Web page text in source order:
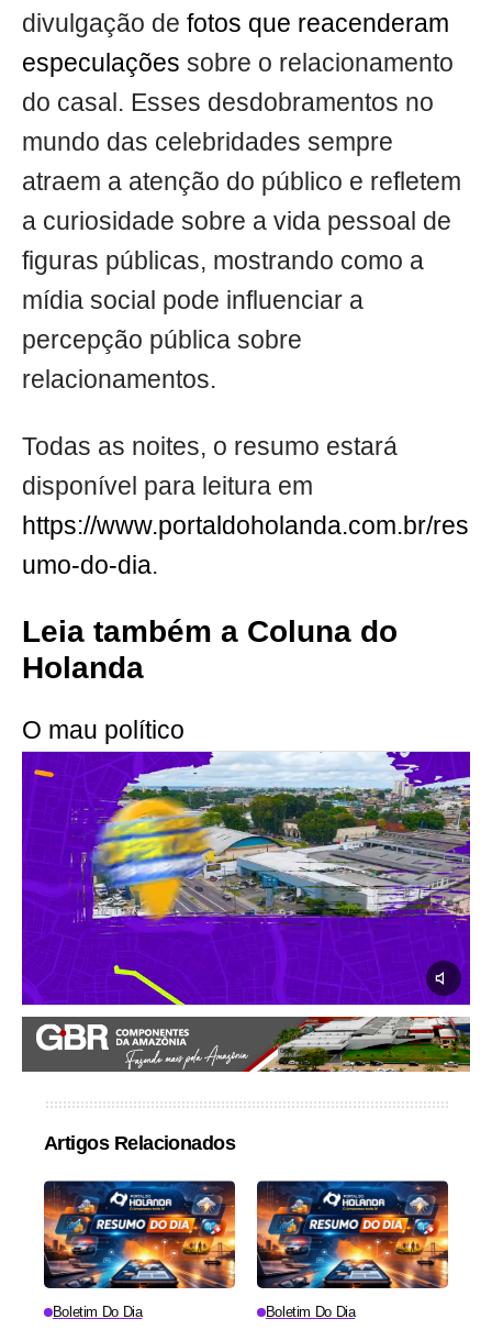
divulgação de fotos que reacenderam
especulações sobre o relacionamento
do casal. Esses desdobramentos no
mundo das celebridades sempre
atraem a atenção do público e refletem
a curiosidade sobre a vida pessoal de
figuras públicas, mostrando como a
mídia social pode influenciar a
percepção pública sobre
relacionamentos.
Todas as noites, o resumo estará
disponível para leitura em
https://www.portaldoholanda.com.br/res
umo-do-dia.
Leia também a Coluna do
Holanda
O mau político
Artigos Relacionados
Boletim Do Dia Boletim Do Dia